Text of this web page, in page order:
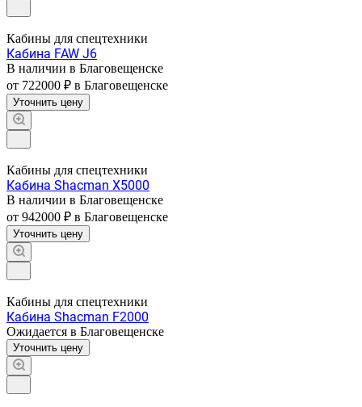
Кабины для спецтехники
Кабина FAW J6
В наличии в Благовещенске
от 722000 ₽ в Благовещенске
Уточнить цену
Кабины для спецтехники
Кабина Shacman X5000
В наличии в Благовещенске
от 942000 ₽ в Благовещенске
Уточнить цену
Кабины для спецтехники
Кабина Shacman F2000
Ожидается в Благовещенске
Уточнить цену